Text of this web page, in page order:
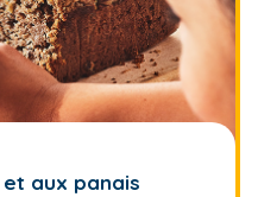
aux panais